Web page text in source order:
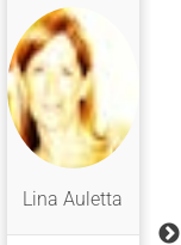
Lina Auletta